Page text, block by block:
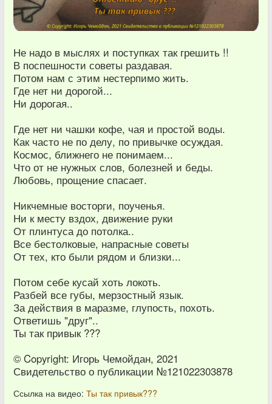
Не надо в мыслях и поступках так грешить !!
В поспешности советы раздавая.
Потом нам с этим нестерпимо жить.
Где нет ни дорогой...
Ни дорогая..
Где нет ни чашки кофе, чая и простой воды.
Как часто не по делу, по привычке осуждая.
Космос, ближнего не понимаем...
Что от не нужных слов, болезней и беды.
Любовь, прощение спасает.
Никчемные восторги, поученья.
Ни к месту вздох, движение руки
От плинтуса до потолка..
Все бестолковые, напрасные советы
От тех, кто были рядом и близки...
Потом себе кусай хоть локоть.
Разбей все губы, мерзостный язык.
За действия в маразме, глупость, похоть.
Ответишь "друг"..
Ты так привык ???
© Copyright: Игорь Чемойдан, 2021
Свидетельство о публикации №121022303878
Ссылка на видео: Ты так привык???